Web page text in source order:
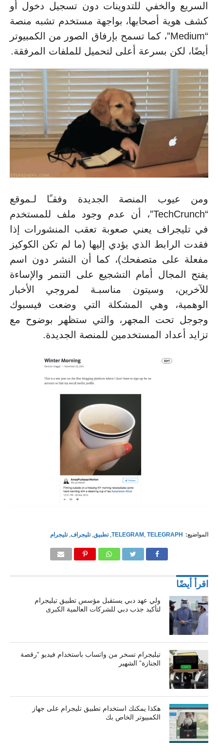
السريع والخفي للتدوينات دون تسجيل دخول أو
كشف هوية أصحابها، بواجهة مستخدم تشبه منصة
“Medium”، كما تسمح بإرفاق الصور من الكمبيوتر
أيضًا، لكن بسرعة أعلى لتحميل للملفات المرفقة.
ومن عيوب المنصة الجديدة وفقـًا لـموقع
“TechCrunch”، أن عدم وجود ملف للمستخدم
في تليجراف يعني صعوبة تعقب المنشورات إذا
فقدت الرابط الذي يؤدي إليها (ما لم تكن الكوكيز
مفعلة على متصفحك)، كما أن النشر دون اسم
يفتح المجال أمام التشجيع على التنمر والإساءة
للآخرين، وسيتون مناسبـة لمروجي الأخبار
الوهمية، وهي المشكلة التي وضعت فيسبوك
وجوجل تحت المجهر، والتي ستظهر بوضوح مع
تزايد أعداد المستخدمين للمنصة الجديدة.
المواضيع: TELEGRAM ,TELEGRAPH
,تطبيق,تليجراف,تليجرام
اقرأ أيضًا
ولي عهد دبي يستقبل مؤسس تطبيق تيليجرام
لتأكيد جذب دبي للشركات العالمية الكبرى
تيليجرام تسخر من واتساب باستخدام فيديو “رقصة
الجنازة” الشهير
هكذا يمكنك استخدام تطبيق تليجرام على جهاز
الكمبيوتر الخاص بك